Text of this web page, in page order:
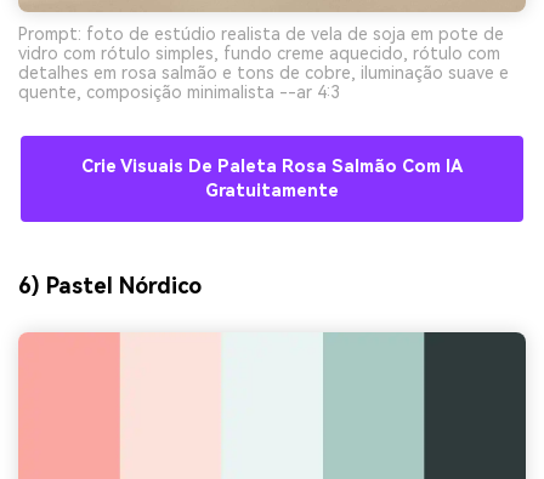
Prompt: foto de estúdio realista de vela de soja em pote de
vidro com rótulo simples, fundo creme aquecido, rótulo com
detalhes em rosa salmão e tons de cobre, iluminação suave e
quente, composição minimalista --ar 4:3
Crie Visuais De Paleta Rosa Salmão Com IA
Gratuitamente
6) Pastel Nórdico